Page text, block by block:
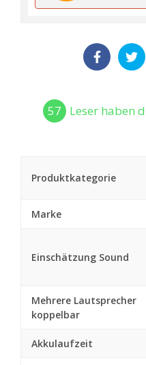
57 Leser haben
Produktkategorie
Marke
Einschätzung Sound
Mehrere Lautsprecher
koppelbar
Akkulaufzeit